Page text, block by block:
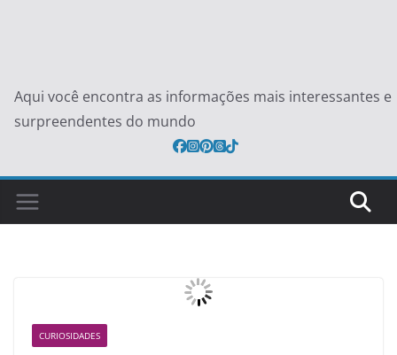
Aqui você encontra as informações mais interessantes e
surpreendentes do mundo
CURIOSIDADES